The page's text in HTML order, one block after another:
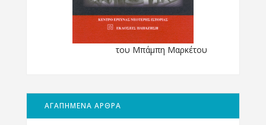
του Μπάμπη Μαρκέτου
ΑΓΑΠΗΜΕΝΑ ΑΡΘΡΑ